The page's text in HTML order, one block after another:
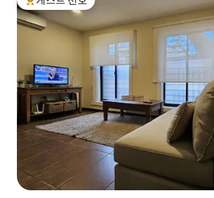
상위 게스트 선호